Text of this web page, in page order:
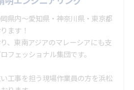
県内～愛知県・神奈川県・東京都
ます！
、東南アジアのマレーシアにも支
フェッショナル集団です。
工事を担う現場作業員の方を浜松